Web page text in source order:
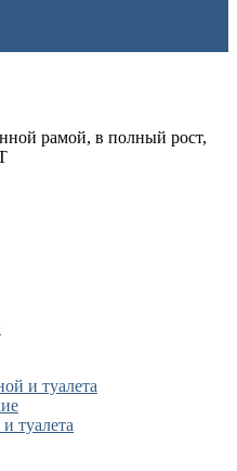
рамой, в полный рост,
и туалета
туалета